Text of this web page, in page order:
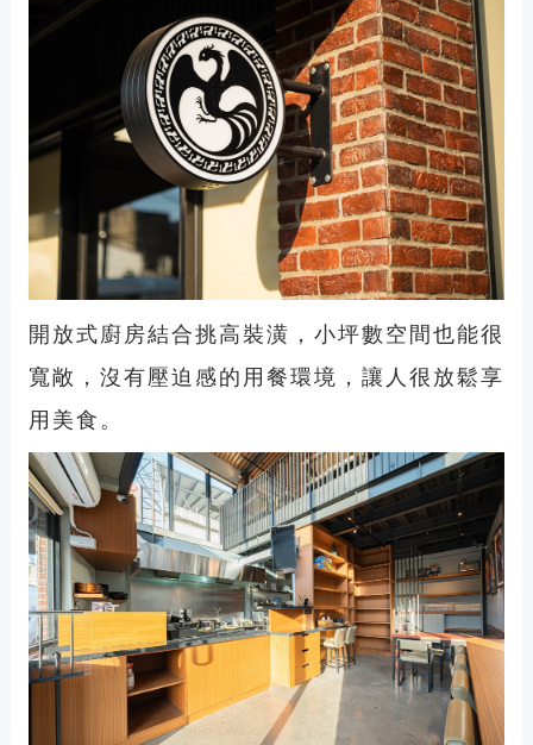
開放式廚房結合挑高裝潢，小坪數空間也能很
寬敞，沒有壓迫感的用餐環境，讓人很放鬆享
用美食。